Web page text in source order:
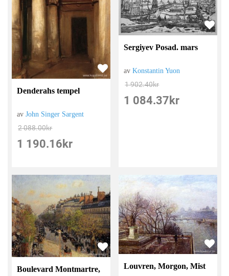
Denderahs tempel
avJohn Singer Sargent
2 088.00kr
1 190.16 kr
Sergiyev Posad. mars
avKonstantin Yuon
1 902.40kr
1 084.37 kr
Boulevard Montmartre,
Louvren, Morgon, Mist